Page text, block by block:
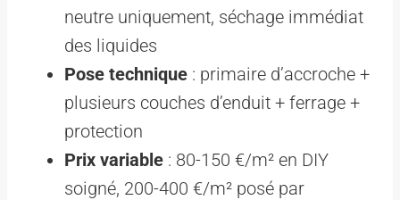
neutre uniquement, séchage immédiat
des liquides
Pose technique : primaire d’accroche +
plusieurs couches d’enduit + ferrage +
protection
Prix variable : 80-150 €/m² en DIY
soigné, 200-400 €/m² posé par